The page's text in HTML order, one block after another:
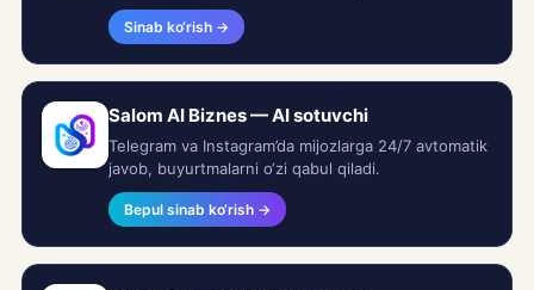
Sinab ko‘rish →
Salom AI Biznes — AI sotuvchi
Telegram va Instagram’da mijozlarga 24/7 avtomatik
javob, buyurtmalarni o‘zi qabul qiladi.
Bepul sinab ko‘rish →